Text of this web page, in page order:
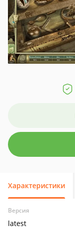
Характеристики
Версия
latest